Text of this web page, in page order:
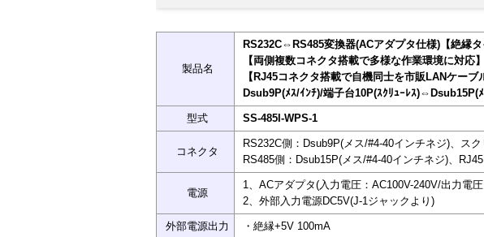
製品名
RS232C⇔RS485変換器(ACアダプタ仕様)【絶縁タ
【両側複数コネクタ搭載で多様な作業環境に対応】
【RJ45コネクタ搭載で自機同士を市販LANケーブ
Dsub9P(ﾒｽ/ｲﾝﾁ)/端子台10P(ｽｸﾘｭｰﾚｽ)⇔Dsub15P(
型式 SS-485I-WPS-1
コネクタ
RS232C側：Dsub9P(メス/#4-40インチネジ)、ス
RS485側：Dsub15P(メス/#4-40インチネジ)、
電源
1、ACアダプタ(入力電圧：AC100V-240V/出力電
2、外部入力電源DC5V(J-1ジャックより)
外部電源出力 ・絶縁+5V 100mA